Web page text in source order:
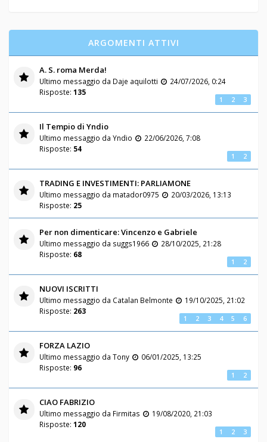
ARGOMENTI ATTIVI
A. S. roma Merda!
Ultimo messaggio da Daje aquilotti
24/07/2026, 0:24
Risposte: 135
1 2 3
Il Tempio di Yndio
Ultimo messaggio da Yndio
22/06/2026, 7:08
Risposte: 54
1 2
TRADING E INVESTIMENTI: PARLIAMONE
Ultimo messaggio da matador0975
20/03/2026, 13:13
Risposte: 25
Per non dimenticare: Vincenzo e Gabriele
Ultimo messaggio da suggs1966
28/10/2025, 21:28
Risposte: 68
1 2
NUOVI ISCRITTI
Ultimo messaggio da Catalan Belmonte
19/10/2025, 21:02
Risposte: 263
1 2 3 4 5 6
FORZA LAZIO
Ultimo messaggio da Tony
06/01/2025, 13:25
Risposte: 96
1 2
CIAO FABRIZIO
Ultimo messaggio da Firmitas
19/08/2020, 21:03
Risposte: 120
1 2 3